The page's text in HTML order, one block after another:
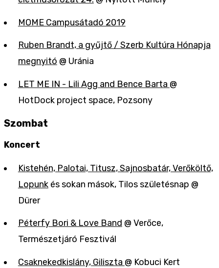
MOME Campusátadó 2019
Ruben Brandt, a gyűjtő / Szerb Kultúra Hónapja
megnyitó @ Uránia
LET ME IN - Lili Agg and Bence Barta @
HotDock project space, Pozsony
Szombat
Koncert
Kistehén, Palotai, Titusz, Sajnosbatár, Verőköltő,
Lopunkés sokan mások, Tilos születésnap @
Dürer
Péterfy Bori & Love Band @ Verőce,
Természetjáró Fesztivál
Csaknekedkislány, Giliszta @ Kobuci Kert